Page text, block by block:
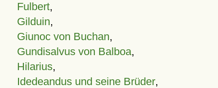
Fulbert,
Gilduin,
Giunoc von Buchan,
Gundisalvus von Balboa,
Hilarius,
Idedeandus und seine Brüder,